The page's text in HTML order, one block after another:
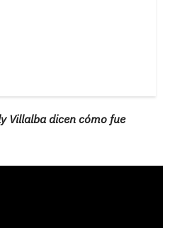
Villalba dicen cómo fue